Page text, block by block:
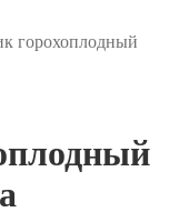
горохоплодный